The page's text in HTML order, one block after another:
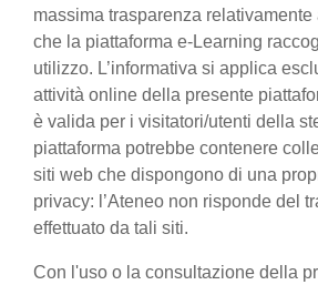
massima trasparenza
che la piattaforma e-Learning
utilizzo. L’informativa si applica
attività online della presente
è valida per i visitatori/utenti della
piattaforma potrebbe contenere
siti web che dispongono di una
privacy: l’Ateneo non risponde del
effettuato da tali siti.
Con l'uso o la consultazione della